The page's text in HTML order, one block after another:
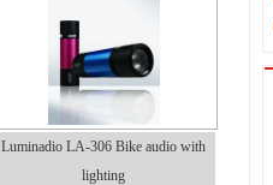
Luminadio LA-306 Bike audio with
lighting